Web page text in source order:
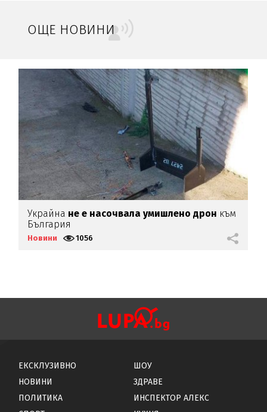
ОЩЕ НОВИНИ
Украйна не е насочвала умишлено дрон към
България
Новини 1056
ЕКСКЛУЗИВНО
НОВИНИ
ПОЛИТИКА
ШОУ
ЗДРАВЕ
ИНСПЕКТОР АЛЕКС